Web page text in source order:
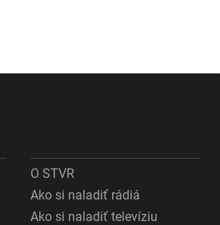
O STVR
Ako si naladiť rádiá
Ako si naladiť televíziu